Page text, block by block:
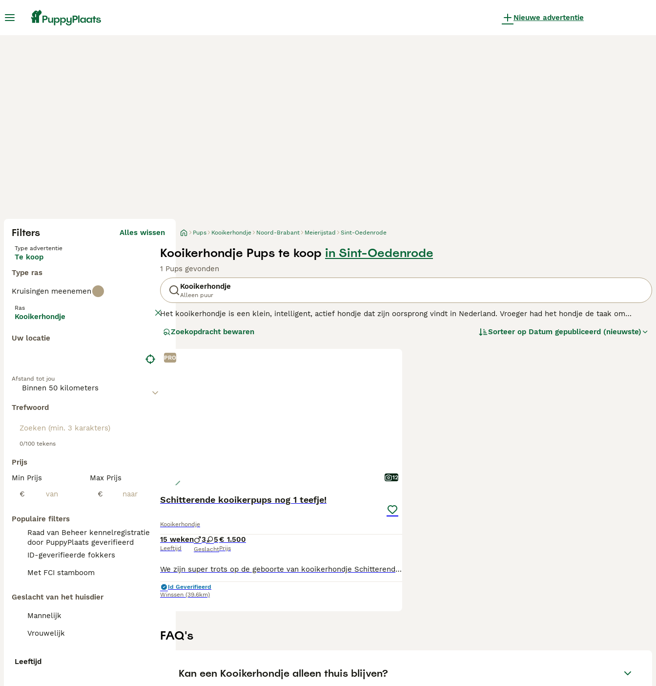
Nieuwe advertentie
Filters Alles wissen
Type advertentie
Te koop
Type ras
Kruisingen meenemen
Ras
Kooikerhondje
Uw locatie
Afstand tot jou
Trefwoord
0/100 tekens
Prijs
Min Prijs
€
Max Prijs
€
Populaire filters
Raad van Beheer kennelregistratie
door PuppyPlaats geverifieerd
ID-geverifieerde fokkers
Met FCI stamboom
Geslacht van het huisdier
Mannelijk
Vrouwelijk
Leeftijd
Pups Kooikerhondje Noord-Brabant Meierijstad Sint-Oedenrode
Kooikerhondje Pups te koop in Sint-Oedenrode
1 Pups gevonden
Kooikerhondje
Alleen puur
Het kooikerhondje is een klein, intelligent, actief hondje dat zijn oorsprong vindt in Nederland. Vroeger had het hondje de taak om
Nova Scotia Duck Tolling Retriever.
Lees onze
Zoekopdracht bewaren Sorteer op Datum gepubliceerd (nieuwste)
PRO
12
Schitterende kooikerpups nog 1 teefje!
Kooikerhondje
15 weken
Leeftijd
3 5
Geslacht
€ 1.500
Prijs
We zijn super trots op de geboorte van kooikerhondje Schitterend getekend De puppen groeien op bij ons in huis en daardoor zijn ze gewend aan de dagelijkse geluiden en aan kinderen en kleinkinderen. Ze zijn zeer sociaal. De pups mogen het nestje verlaten als ze ongeveer 9 weken zijn dat ze goed droge brok eten en krantzindelijk zijn ! Puppen worden volledig ingeënt, gechipt , ontwormd volgens schema en volledig gezond verklaard door de dierenarts. En een Europees paspoort met de gezondheid verklaring van de dierenarts. Uw krijgt een puppypakket mee voor ongeveer 2 weken voer en een nestdoekje met de geur van de moeder. Ouders zijn in bezit van een stamboom. ENM & VWD & Polymiositis Vrij Katarakt vrij pattelavrij. We zijn in bezit van H&k En ubn nummer. WEGENS NOG 1 TEEJE en REU BESCHIKBAAR! De pups zijn volledig ingeënt en hebben ook een rabiës inenting ze mogen ook naar buitenland! Heeft uw verdere vragen kunt uw me een berichtje sturen Met vriendelijke groet !
Id Geverifieerd
Winssen (39.6km)
FAQ's
Kan een Kooikerhondje alleen thuis blijven?